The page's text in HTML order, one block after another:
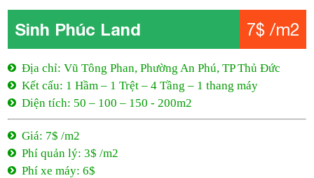
Sinh Phúc Land 7$ /m2
Địa chỉ: Vũ Tông Phan, Phường An Phú, TP Thủ Đức
Kết cấu: 1 Hầm – 1 Trệt – 4 Tầng – 1 thang máy
Diện tích: 50 – 100 – 150 - 200m2
Giá: 7$ /m2
Phí quản lý: 3$ /m2
Phí xe máy: 6$